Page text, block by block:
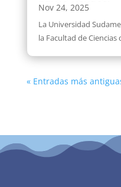
Nov 24, 2025
La Universidad
la Facultad de Ciencias
« Entradas más